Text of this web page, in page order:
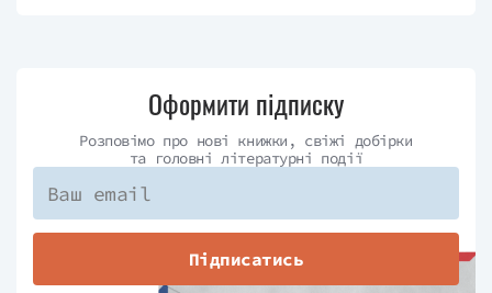
Оформити підписку
Розповімо про нові книжки, свіжі добірки
та головні літературні події
Підписатись